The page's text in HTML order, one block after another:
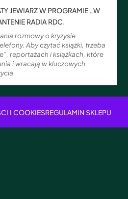
JEWIARZ W PROGRAMIE „W
RADIA RDC.
rozmowy o kryzysie
Aby czytać książki, trzeba
reportażach i książkach, które
i wracają w kluczowych
I COOKIESREGULAMIN SKLEPU